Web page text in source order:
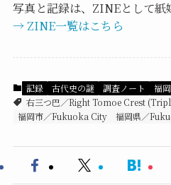
写真と記録は、ZINEとして紙
→ ZINE一覧はこちら
記録 古代史の謎 調査ノート
福
右三つ巴／Right Tomoe Crest
福岡市／Fukuoka City
福岡県／